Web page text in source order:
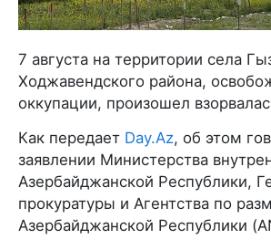
7 августа на территории села
Ходжавендского района,
оккупации, произошел
Как передает Day.Az, об этом
заявлении Министерства
Азербайджанской Республики,
прокуратуры и Агентства по
Азербайджанской Республики